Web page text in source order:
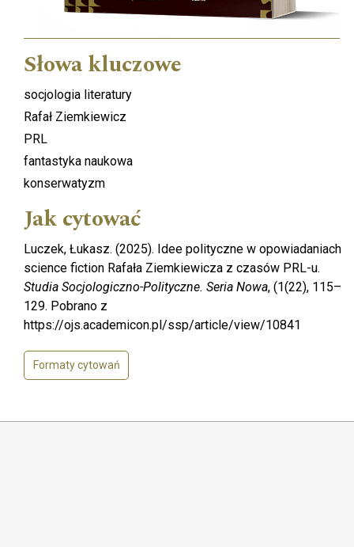
Słowa kluczowe
socjologia literatury
Rafał Ziemkiewicz
PRL
fantastyka naukowa
konserwatyzm
Jak cytować
Luczek, Łukasz. (2025). Idee polityczne w opowiadaniach
science fiction Rafała Ziemkiewicza z czasów PRL-u.
Studia Socjologiczno-Polityczne. Seria Nowa, (1(22), 115–
129. Pobrano z
https://ojs.academicon.pl/ssp/article/view/10841
Formaty cytowań